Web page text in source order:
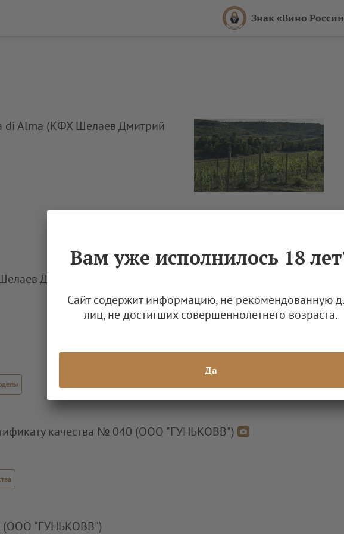
Знак «Вино
di Alma (КФХ Шелаев Дмитрий
Дмитрий Владимирович)
качества № 040 (ООО "ГУНЬКОВВ")
(ООО "ГУНЬКОВВ")
Вам уже исполнилось 18
Сайт содержит информацию, не рекомендованную
лиц, не достигших совершеннолетнего возраста.
Да